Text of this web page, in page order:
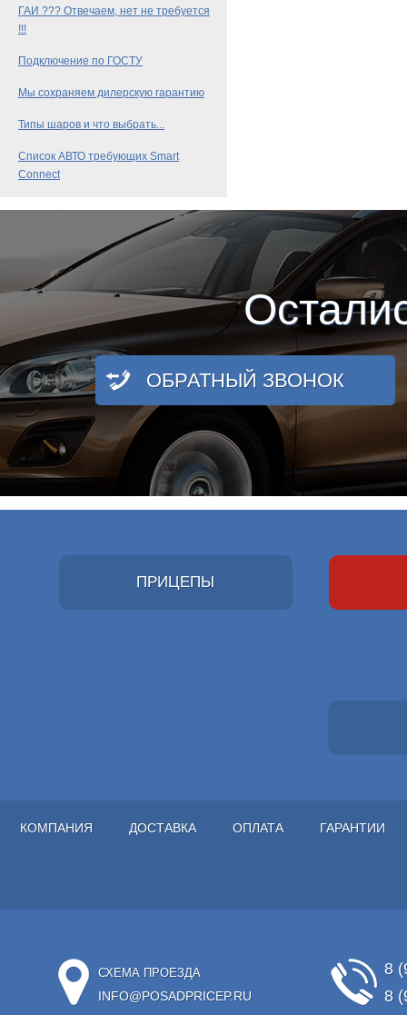
ГАИ ??? Отвечаем, нет не требуется
!!!
Подключение по ГОСТУ
Мы сохраняем дилерскую гарантию
Типы шаров и что выбрать...
Список АВТО требующих Smart
Connect
ОБРАТНЫЙ ЗВОНОК
ПРИЦЕПЫ
КОМПАНИЯ ДОСТАВКА ОПЛАТА ГАРАНТИИ
СХЕМА ПРОЕЗДА
INFO@POSADPRICEP.RU
8
8